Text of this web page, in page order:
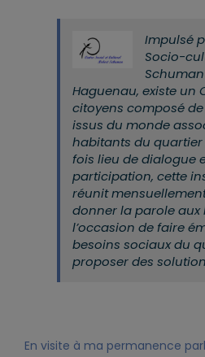
Impulsé
Socio-
Haguenau, existe un
citoyens composé
issus du monde
habitants du quartier
fois lieu de dialogue
participation, cette
réunit
donner la parole aux
l’occasion de faire
besoins sociaux du
proposer des
En visite à ma permanence